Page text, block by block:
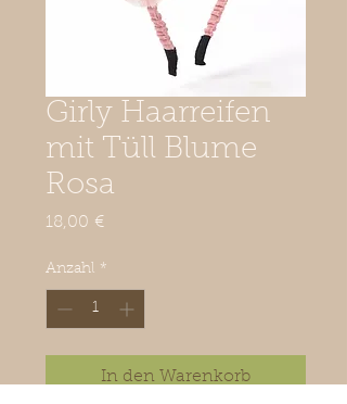
Girly Haarreifen
mit Tüll Blume
Rosa
18,00 €Preis
Anzahl *
In den Warenkorb